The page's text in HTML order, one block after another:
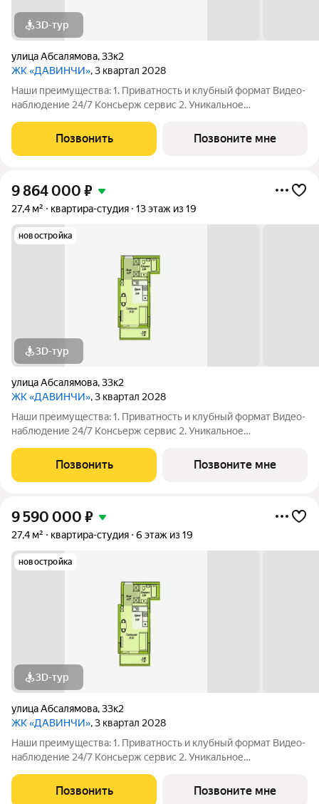
3D-тур
улица Абсалямова,33к2
ЖК «ДАВИНЧИ», 3 квартал 2028
Наши преимущества: 1. Приватность и клубный формат Видео-
наблюдение 24/7 Консьерж сервис 2. Уникальное
этаже Библиотека Спортивная зона Детский уголок 3.
Комфортный паркинг Закрытый паркинг на 1
Позвонить Позвоните мне
9 864 000 ₽
27,4 м² квартира-студия 13 этаж из 19
новостройка
3D-тур
улица Абсалямова,33к2
ЖК «ДАВИНЧИ», 3 квартал 2028
Наши преимущества: 1. Приватность и клубный формат Видео-
наблюдение 24/7 Консьерж сервис 2. Уникальное
этаже Библиотека Спортивная зона Детский уголок 3.
Комфортный паркинг Закрытый паркинг на 1
Позвонить Позвоните мне
9 590 000 ₽
27,4 м² квартира-студия 6 этаж из 19
новостройка
3D-тур
улица Абсалямова,33к2
ЖК «ДАВИНЧИ», 3 квартал 2028
Наши преимущества: 1. Приватность и клубный формат Видео-
наблюдение 24/7 Консьерж сервис 2. Уникальное
этаже Библиотека Спортивная зона Детский уголок 3.
Комфортный паркинг Закрытый паркинг на 1
Позвонить Позвоните мне